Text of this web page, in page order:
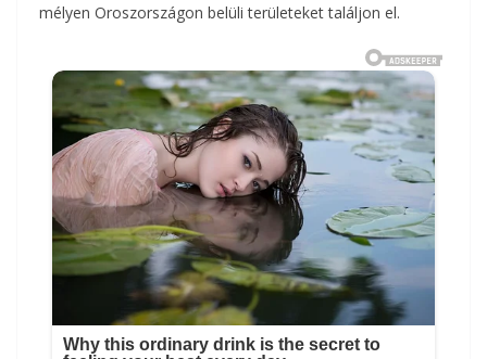
mélyen Oroszországon belüli területeket találjon el.